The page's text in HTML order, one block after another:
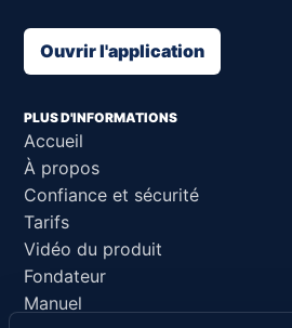
Ouvrir l'application
PLUS D'INFORMATIONS
Accueil
À propos
Confiance et sécurité
Tarifs
Vidéo du produit
Fondateur
Manuel